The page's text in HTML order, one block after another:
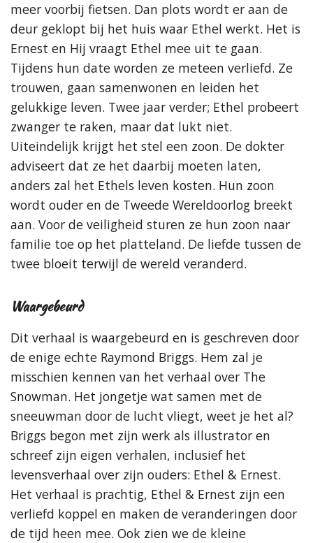
meer voorbij fietsen. Dan plots wordt er aan de
deur geklopt bij het huis waar Ethel werkt. Het is
Ernest en Hij vraagt Ethel mee uit te gaan.
Tijdens hun date worden ze meteen verliefd. Ze
trouwen, gaan samenwonen en leiden het
gelukkige leven. Twee jaar verder; Ethel probeert
zwanger te raken, maar dat lukt niet.
Uiteindelijk krijgt het stel een zoon. De dokter
adviseert dat ze het daarbij moeten laten,
anders zal het Ethels leven kosten. Hun zoon
wordt ouder en de Tweede Wereldoorlog breekt
aan. Voor de veiligheid sturen ze hun zoon naar
familie toe op het platteland. De liefde tussen de
twee bloeit terwijl de wereld veranderd.
Waargebeurd
Dit verhaal is waargebeurd en is geschreven door
de enige echte Raymond Briggs. Hem zal je
misschien kennen van het verhaal over The
Snowman. Het jongetje wat samen met de
sneeuwman door de lucht vliegt, weet je het al?
Briggs begon met zijn werk als illustrator en
schreef zijn eigen verhalen, inclusief het
levensverhaal over zijn ouders: Ethel & Ernest.
Het verhaal is prachtig, Ethel & Ernest zijn een
verliefd koppel en maken de veranderingen door
de tijd heen mee. Ook zien we de kleine